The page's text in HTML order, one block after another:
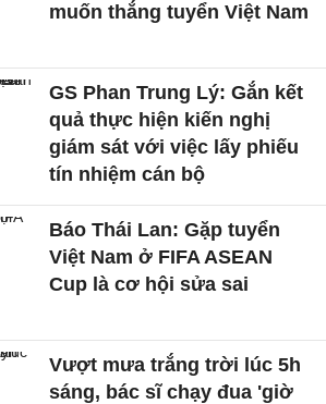
muốn thắng tuyển Việt Nam
GS Phan Trung Lý: Gắn kết
quả thực hiện kiến nghị
giám sát với việc lấy phiếu
tín nhiệm cán bộ
Báo Thái Lan: Gặp tuyển
Việt Nam ở FIFA ASEAN
Cup là cơ hội sửa sai
Vượt mưa trắng trời lúc 5h
sáng, bác sĩ chạy đua 'giờ